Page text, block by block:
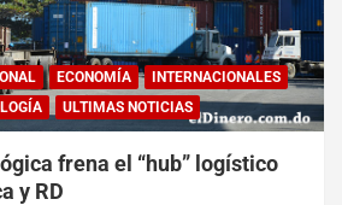
ECONOMÍA
INTERNACIONALES
ULTIMAS NOTICIAS
frena el “hub” logístico
y RD